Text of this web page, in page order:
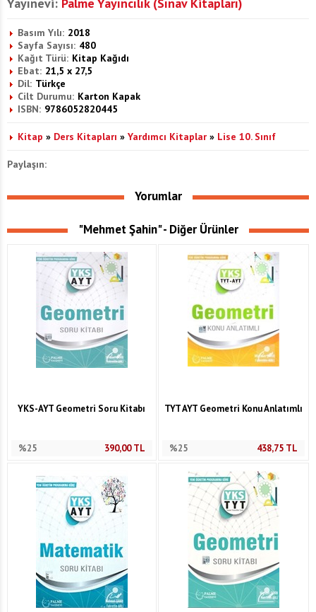
Yayınevi: Palme Yayıncılık (Sınav Kitapları)
Basım Yılı: 2018
Sayfa Sayısı: 480
Kağıt Türü: Kitap Kağıdı
Ebat: 21,5 x 27,5
Dil: Türkçe
Cilt Durumu: Karton Kapak
ISBN: 9786052820445
Kitap » Ders Kitapları » Yardımcı Kitaplar » Lise 10. Sınıf
Paylaşın:
Yorumlar
"Mehmet Şahin" - Diğer Ürünler
YKS-AYT Geometri Soru Kitabı
%25 390,00TL
TYT AYT Geometri Konu Anlatımlı
%25 438,75 TL